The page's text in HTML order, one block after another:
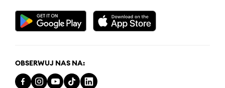
OBSERWUJ NAS NA: